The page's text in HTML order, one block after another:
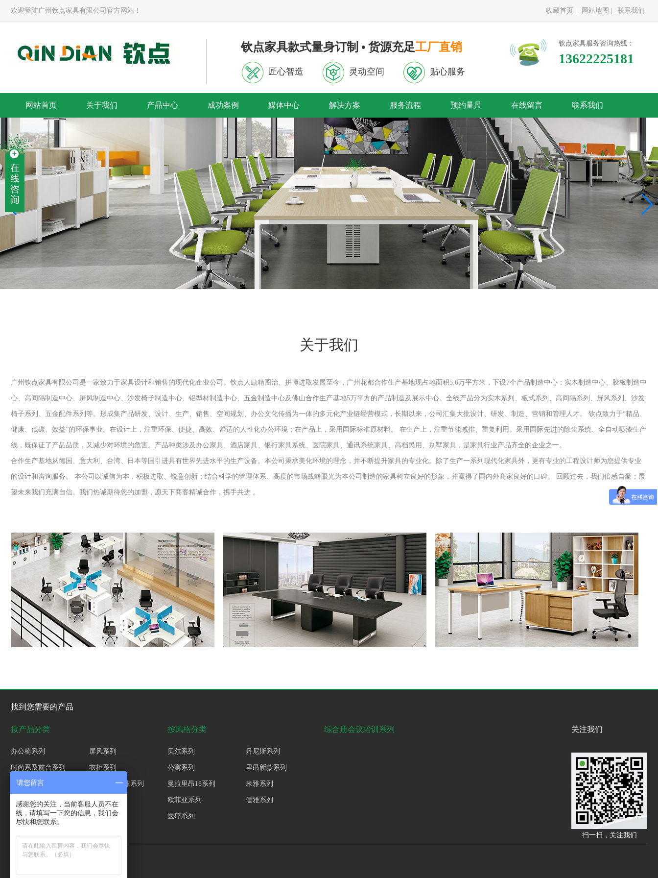
欢迎登陆广州钦点家具有限公司官方网站！ 收藏首页 | 网站地图 | 联系我们
钦点家具款式量身订制 • 货源充足工厂直销
匠心智造 灵动空间 贴心服务
钦点家具服务咨询热线：
13622225181
网站首页 关于我们 产品中心 成功案例 媒体中心 解决方案 服务流程 预约量尺 在线留言 联系我们
解决整体方案-banner 首页轮播 内页轮播图
关于我们
广州钦点家具有限公司是一家致力于家具设计和销售的现代化企业公司。钦点人励精图治、拼博进取发展至今，广州花都合作生产基地现占地面积5.6万平方米，下设7个产品制造中心：实木制造中心、胶板制造中
心、高间隔制造中心、屏风制造中心、沙发椅子制造中心、铝型材制造中心、五金制造中心及佛山合作生产基地5万平方的产品制造及展示中心。全线产品分为实木系列、板式系列、高间隔系列、屏风系列、沙发
椅子系列、五金配件系列等。形成集产品研发、设计、生产、销售、空间规划、办公文化传播为一体的多元化产业链经营模式，长期以来，公司汇集大批设计、研发、制造、营销和管理人才。 钦点致力于“精品、
健康、低碳、效益”的环保事业。在设计上，注重环保、便捷、高效、舒适的人性化办公环境；在产品上，采用国际标准原材料。 在生产上，注重节能减排、重复利用。采用国际先进的除尘系统、全自动喷漆生产
线，既保证了产品品质，又减少对环境的危害。产品种类涉及办公家具、酒店家具、银行家具系统、医院家具、通讯系统家具、高档民用、别墅家具，是家具行业产品齐全的企业之一。
合作生产基地从德国、意大利、台湾、日本等国引进具有世界先进水平的生产设备。本公司秉承美化环境的理念，并不断提升家具的专业化。除了生产一系列现代化家具外，更有专业的工程设计师为您提供专业
的设计和咨询服务。 本公司以诚信为本，积极进取、锐意创新；结合科学的管理体系、高度的市场战略眼光为本公司制造的家具树立良好的形象，并赢得了国内外商家良好的口碑。 回顾过去，我们倍感自豪；展
望未来我们充满自信。我们热诚期待您的加盟，愿天下商客精诚合作，携手共进 。
找到您需要的产品
按产品分类
办公椅系列 屏风系列
时尚系及前台系列 衣柜系列
钢制品系列 沙发茶几软体系列
新中式班台
按风格分类
贝尔系列 丹尼斯系列
公寓系列 里昂新款系列
曼拉里昂18系列 米雅系列
欧菲亚系列 儒雅系列
医疗系列
综合册会议培训系列 关注我们
扫一扫，关注我们
请您留言
感谢您的关注，当前客服人员不在
线，请填写一下您的信息，我们会
尽快和您联系。